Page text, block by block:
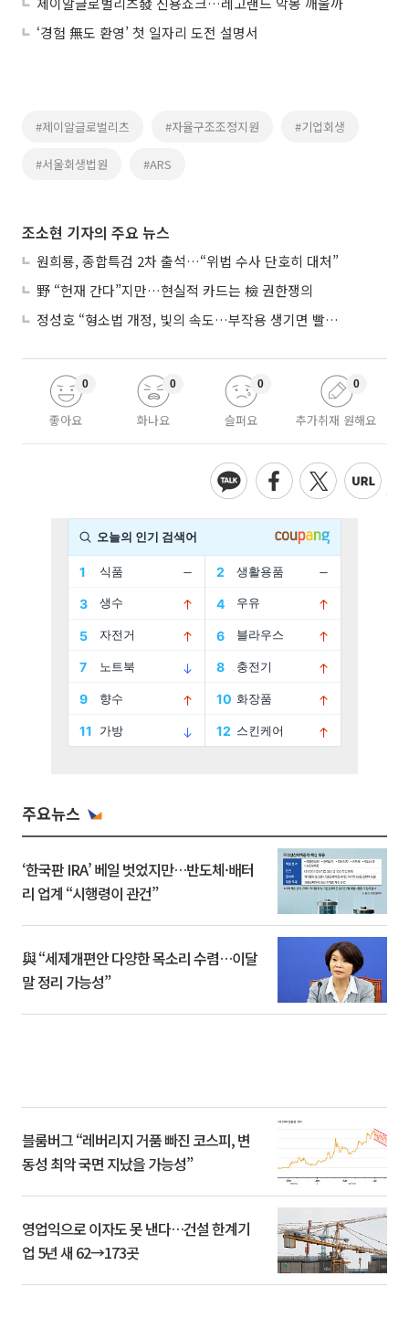
‘경험 無도 환영’ 첫 일자리 도전 설명서
#제이알글로벌리츠 #자율구조조정지원 #기업회생
#서울회생법원 #ARS
조소현 기자의 주요 뉴스
원희룡, 종합특검 2차 출석…“위법 수사 단호히 대처”
野 “헌재 간다”지만…현실적 카드는 檢 권한쟁의
정성호 “형소법 개정, 빛의 속도…부작용 생기면 빨리 고쳐야”
좋아요
0
화나요
0
슬퍼요
0
추가취재 원해요
0
주요뉴스
‘한국판 IRA’ 베일 벗었지만…반도체·배터
리 업계 “시행령이 관건”
與 “세제개편안 다양한 목소리 수렴…이달
말 정리 가능성”
블룸버그 “레버리지 거품 빠진 코스피, 변
동성 최악 국면 지났을 가능성”
영업익으로 이자도 못 낸다…건설 한계기
업 5년 새 62→173곳